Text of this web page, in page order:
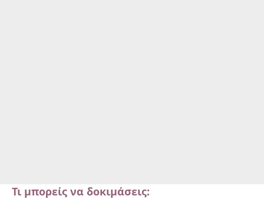
Τι μπορείς να δοκιμάσεις: